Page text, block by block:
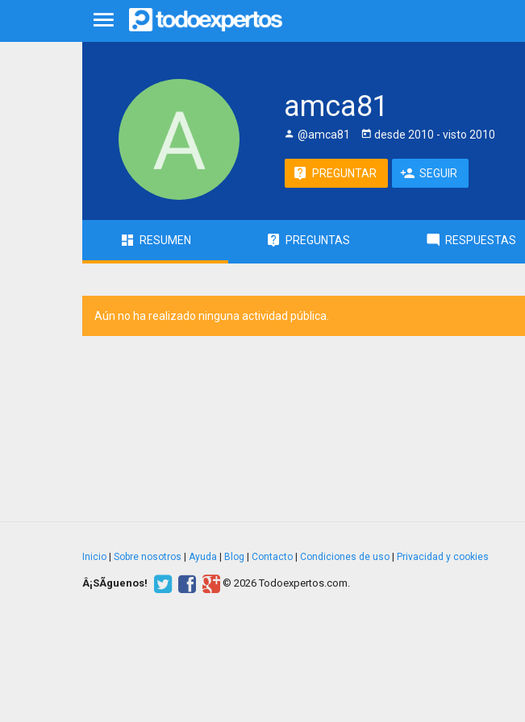
amca81
@amca81 desde 2010 - visto 2010
PREGUNTAR SEGUIR
RESUMEN PREGUNTAS RESPUESTAS
Aún no ha realizado ninguna actividad pública.
Inicio Sobre nosotros Ayuda Blog Contacto Condiciones de uso Privacidad y cookies
Â¡SÃ­guenos! © 2026 Todoexpertos.com.